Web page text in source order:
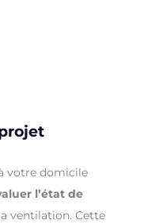
votre domicile
l’état de
ventilation. Cette